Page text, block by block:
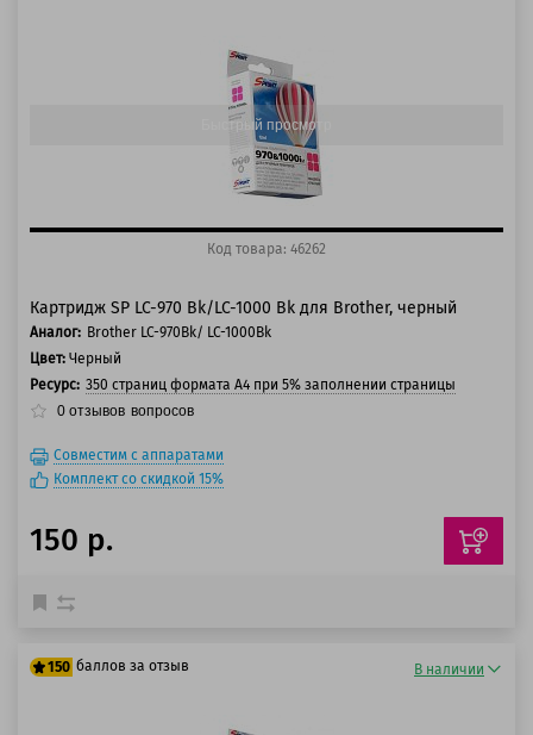
Быстрый просмотр
Код товара: 46262
Картридж SP LC-970 Bk/LC-1000 Bk для Brother, черный
Аналог: Brother LC-970Bk/ LC-1000Bk
Цвет: Черный
Ресурс: 350 страниц формата А4 при 5% заполнении страницы
0 отзывов вопросов
Совместим с аппаратами
Комплект со скидкой 15%
150 р.
150 баллов за отзыв В наличии